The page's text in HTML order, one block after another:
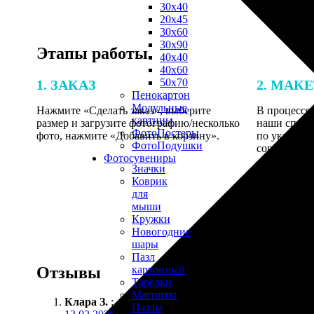
30х40
20х45
30х60
30х90
40х40
40х60
50х70
Пенокартон
Модульные
картины
ФотоПостеры
ФотоПодушки
Фотоcувениры
Значки
Коврик
для
мыши
Кружки
Новогодние
шары
Пазл
картонный
Тарелки
Магниты
Пазлы
Этапы работы
1. ЗАКАЗ
Нажмите «Сделать заказ», выберите
размер и загрузите фотографию/несколько
фото, нажмите «Добавить в корзину».
2.
В процессе
наши
по
Отзывы
Клара З. :